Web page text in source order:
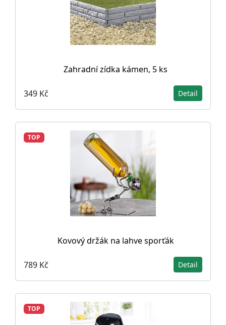
Zahradní zídka kámen, 5 ks
349 Kč Detail
TOP
Kovový držák na lahve sporťák
789 Kč Detail
TOP